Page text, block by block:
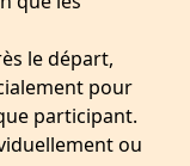
le départ,
pour
participant.
ou